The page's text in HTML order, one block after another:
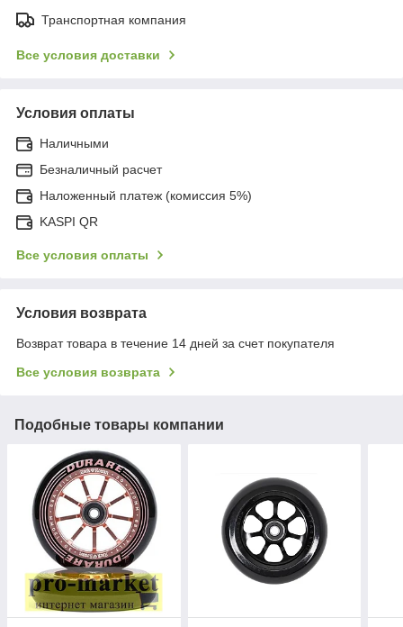
Транспортная компания
Все условия доставки
Условия оплаты
Наличными
Безналичный расчет
Наложенный платеж (комиссия 5%)
KASPI QR
Все условия оплаты
Условия возврата
Возврат товара в течение 14 дней за счет покупателя
Все условия возврата
Подобные товары компании